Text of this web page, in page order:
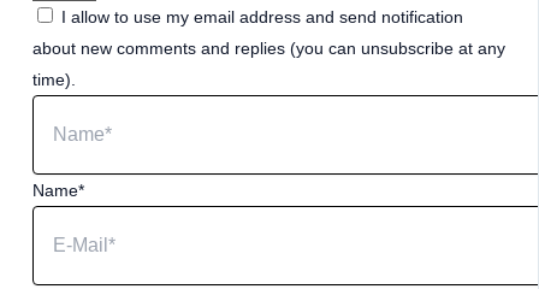
I allow to use my email address and send notification
about new comments and replies (you can unsubscribe at any
time).
Name*